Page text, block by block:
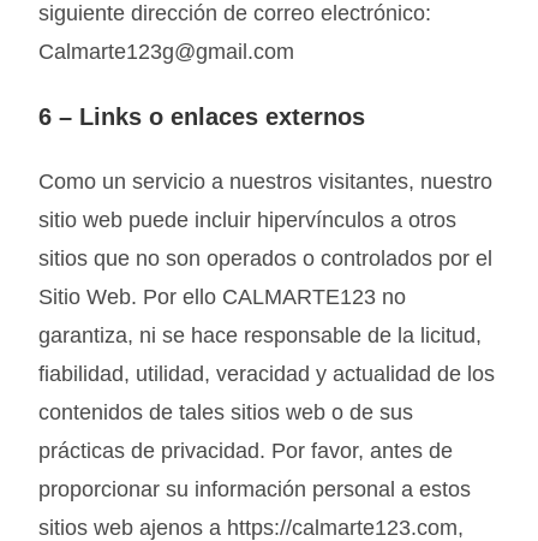
siguiente dirección de correo electrónico:
Calmarte123g@gmail.com
6 – Links o enlaces externos
Como un servicio a nuestros visitantes, nuestro
sitio web puede incluir hipervínculos a otros
sitios que no son operados o controlados por el
Sitio Web. Por ello CALMARTE123 no
garantiza, ni se hace responsable de la licitud,
fiabilidad, utilidad, veracidad y actualidad de los
contenidos de tales sitios web o de sus
prácticas de privacidad. Por favor, antes de
proporcionar su información personal a estos
sitios web ajenos a https://calmarte123.com,